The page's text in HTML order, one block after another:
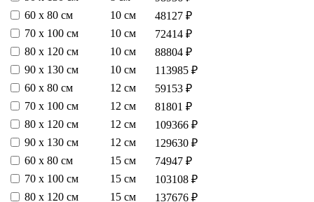
60 х 80 см
10 см
48127 ₽
70 х 100 см
10 см
72414 ₽
80 х 120 см
10 см
88804 ₽
90 х 130 см
10 см
113985 ₽
60 х 80 см
12 см
59153 ₽
70 х 100 см
12 см
81801 ₽
80 х 120 см
12 см
109366 ₽
90 х 130 см
12 см
129630 ₽
60 х 80 см
15 см
74947 ₽
70 х 100 см
15 см
103108 ₽
80 х 120 см
15 см
137676 ₽